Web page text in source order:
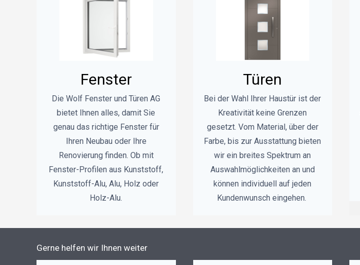
Fenster
Die Wolf Fenster und Türen AG
bietet Ihnen alles, damit Sie
genau das richtige Fenster für
Ihren Neubau oder Ihre
Renovierung finden. Ob mit
Fenster-Profilen aus Kunststoff,
Kunststoff-Alu, Alu, Holz oder
Holz-Alu.
Türen
Bei der Wahl Ihrer Haustür ist der
Kreativität keine Grenzen
gesetzt. Vom Material, über der
Farbe, bis zur Ausstattung bieten
wir ein breites Spektrum an
Auswahlmöglichkeiten an und
können individuell auf jeden
Kundenwunsch eingehen.
Gerne helfen wir Ihnen weiter